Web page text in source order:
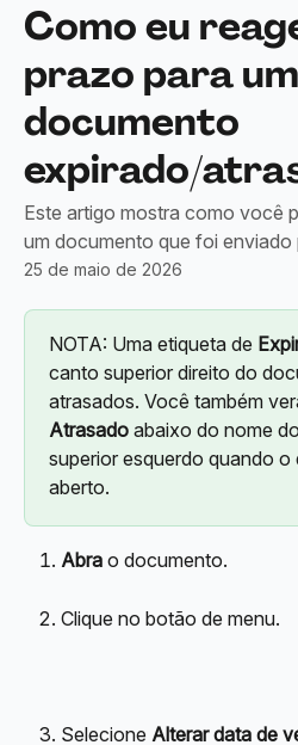
Como eu
prazo para um
documento
expirado/
Este artigo mostra como você
um documento que foi enviado
25 de maio de 2026
NOTA: Uma etiqueta de
canto superior direito do
atrasados. Você também
Atrasado abaixo do nome
superior esquerdo quando
aberto.
Abra o documento.
Clique no botão de menu.
Selecione Alterar data de